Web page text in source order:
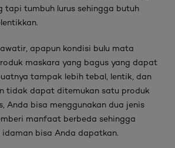
tapi tumbuh lurus sehingga butuh
apapun kondisi bulu mata
maskara yang bagus yang dapat
tampak lebih tebal, lentik, dan
tidak dapat ditemukan satu produk
Anda bisa menggunakan dua jenis
manfaat berbeda sehingga
bisa Anda dapatkan.